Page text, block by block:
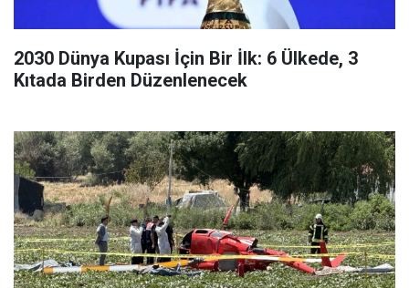
2030 Dünya Kupası İçin Bir İlk: 6 Ülkede, 3
Kıtada Birden Düzenlenecek